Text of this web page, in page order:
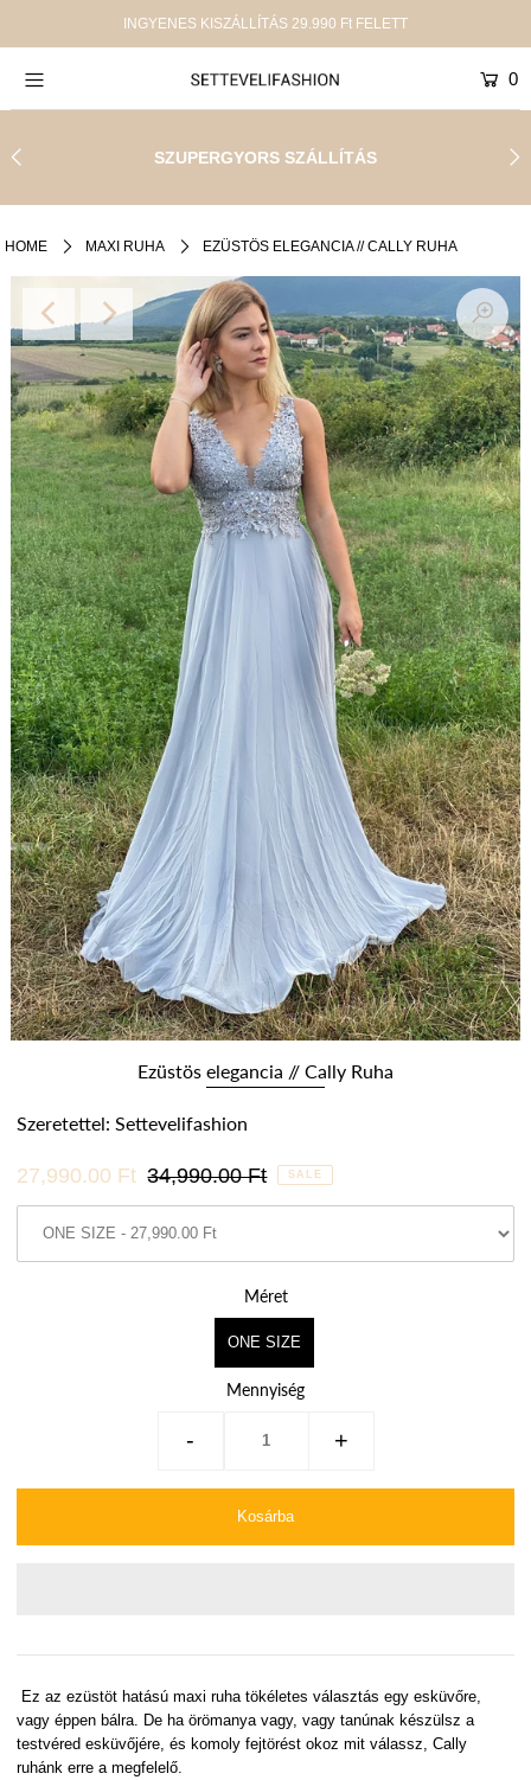
INGYENES KISZÁLLÍTÁS 29.990 Ft FELETT
0
SZUPERGYORS SZÁLLÍTÁS
HOME MAXI RUHA EZÜSTÖS ELEGANCIA // CALLY RUHA
Ezüstös elegancia // Cally Ruha
Szeretettel: Settevelifashion
27,990.00 Ft 34,990.00 Ft SALE
Méret
ONE SIZE
Mennyiség
- +
Ez az ezüstöt hatású maxi ruha tökéletes választás egy esküvőre,
vagy éppen bálra. De ha örömanya vagy, vagy tanúnak készülsz a
testvéred esküvőjére és komoly fejtörést okoz mit válassz Cally
ruhánk erre a megfelelő.
Shop
Infinity
Rólunk
Jelentkezz be, vagy hozz létre egy fiókot